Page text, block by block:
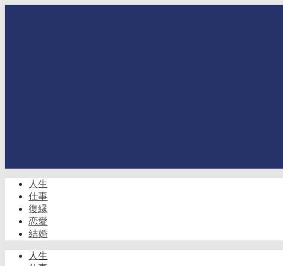
人生
仕事
復縁
恋愛
結婚
人生